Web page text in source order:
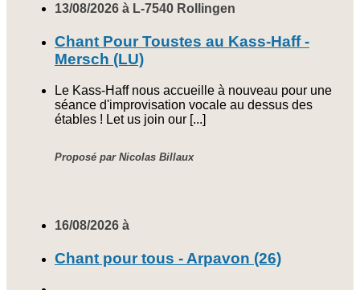
13/08/2026 à L-7540 Rollingen
Chant Pour Toustes au Kass-Haff -
Mersch (LU)
Le Kass-Haff nous accueille à nouveau pour une
séance d'improvisation vocale au dessus des
étables ! Let us join our [...]
Proposé par Nicolas Billaux
16/08/2026 à
Chant pour tous - Arpavon (26)